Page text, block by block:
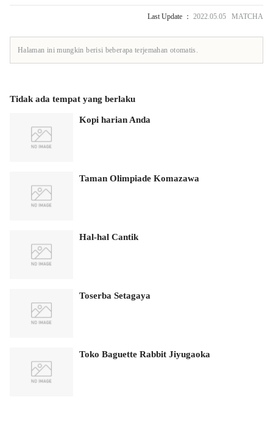
Last Update ： 2022.05.05 MATCHA
Halaman ini mungkin berisi beberapa terjemahan otomatis.
Tidak ada tempat yang berlaku
Kopi harian Anda
Taman Olimpiade Komazawa
Hal-hal Cantik
Toserba Setagaya
Toko Baguette Rabbit Jiyugaoka